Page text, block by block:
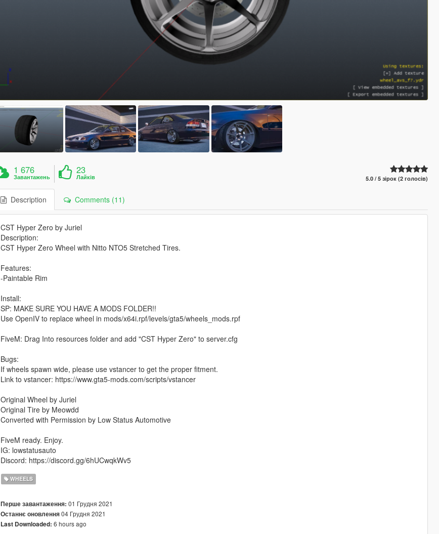
1 676
Завантажень
23
Лайків 5.0 / 5 зірок (2 голосів)
Description Comments (11)
CST Hyper Zero by Juriel
Description:
CST Hyper Zero Wheel with Nitto NTO5 Stretched Tires.
Features:
-Paintable Rim
Install:
SP: MAKE SURE YOU HAVE A MODS FOLDER!!
Use OpenIV to replace wheel in mods/x64i.rpf/levels/gta5/wheels_mods.rpf
FiveM: Drag Into resources folder and add "CST Hyper Zero" to server.cfg
Bugs:
If wheels spawn wide, please use vstancer to get the proper fitment.
Link to vstancer: https://www.gta5-mods.com/scripts/vstancer
Original Wheel by Juriel
Original Tire by Meowdd
Converted with Permission by Low Status Automotive
FiveM ready. Enjoy.
IG: lowstatusauto
Discord: https://discord.gg/6hUCwqkWv5
WHEELS
Перше завантаження: 01 Грудня 2021
Останнє оновлення04 Грудня 2021
Last Downloaded: 6 hours ago